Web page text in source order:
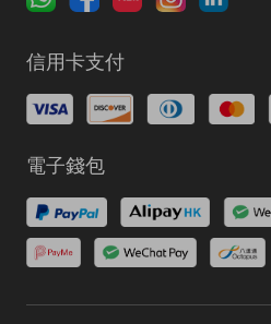
信用卡支付
電子錢包